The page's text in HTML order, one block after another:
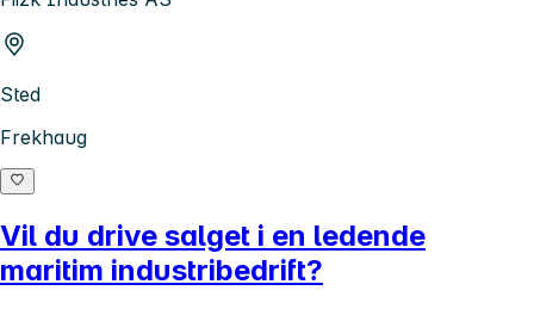
Sted
Frekhaug
Vil du drive salget i en ledende
maritim industribedrift?